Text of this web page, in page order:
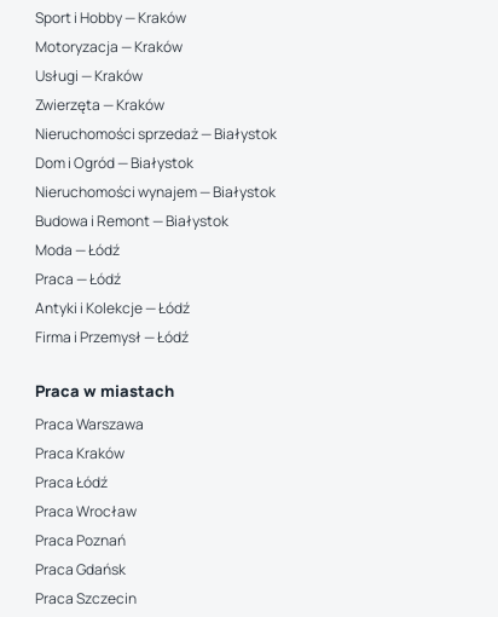
Sport i Hobby — Kraków
Motoryzacja — Kraków
Usługi — Kraków
Zwierzęta — Kraków
Nieruchomości sprzedaż — Białystok
Dom i Ogród — Białystok
Nieruchomości wynajem — Białystok
Budowa i Remont — Białystok
Moda — Łódź
Praca — Łódź
Antyki i Kolekcje — Łódź
Firma i Przemysł — Łódź
Praca w miastach
Praca Warszawa
Praca Kraków
Praca Łódź
Praca Wrocław
Praca Poznań
Praca Gdańsk
Praca Szczecin